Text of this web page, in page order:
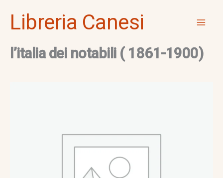
Libreria Canesi
l’italia dei notabili ( 1861-1900)